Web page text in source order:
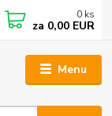
Menu
0 ks
za 0,00 EUR